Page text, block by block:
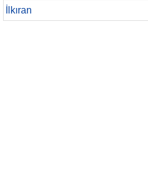
İlkıran